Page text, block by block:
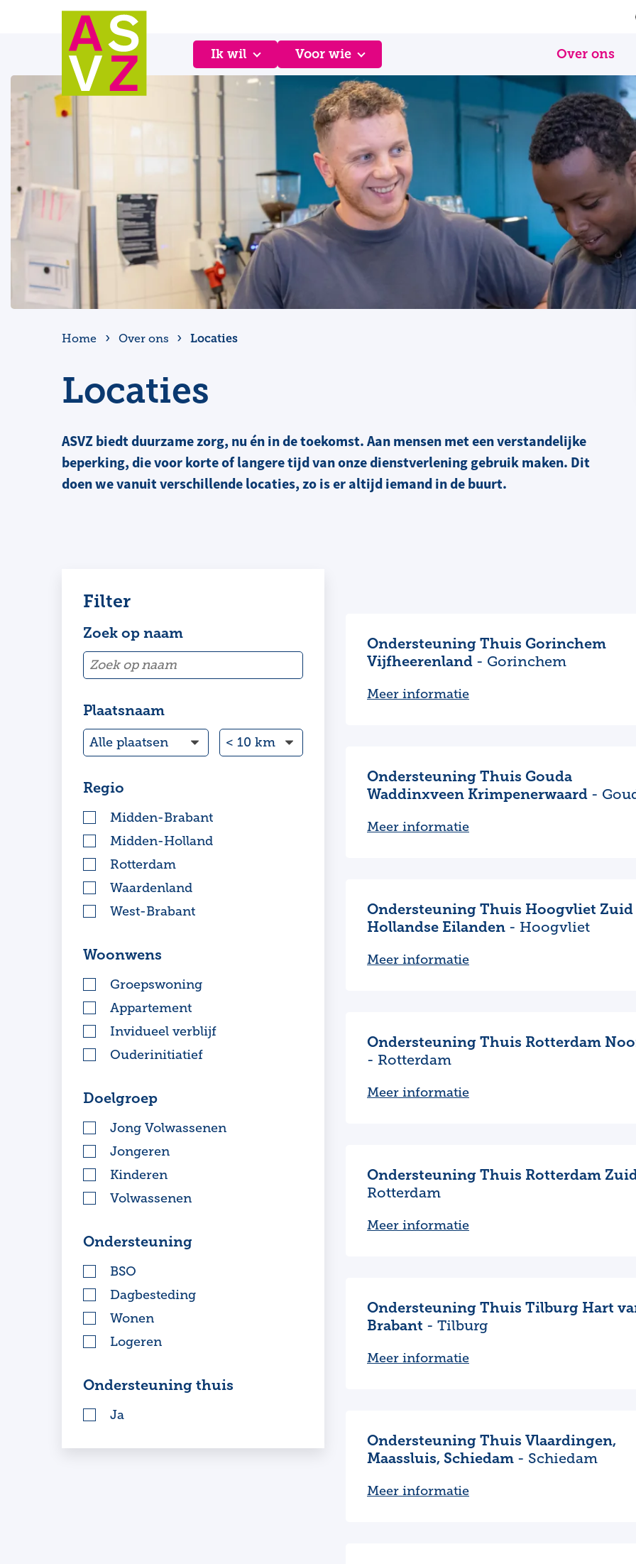
Ik wil Voor wie Over ons
Home Over ons Locaties
Locaties
ASVZ biedt duurzame zorg, nu én in de toekomst. Aan mensen met een verstandelijke
beperking, die voor korte of langere tijd van onze dienstverlening gebruik maken. Dit
doen we vanuit verschillende locaties, zo is er altijd iemand in de buurt.
Filter
Zoek op naam
Plaatsnaam
Regio
Midden-Brabant
Midden-Holland
Rotterdam
Waardenland
West-Brabant
Woonwens
Groepswoning
Appartement
Invidueel verblijf
Ouderinitiatief
Doelgroep
Jong Volwassenen
Jongeren
Kinderen
Volwassenen
Ondersteuning
BSO
Dagbesteding
Wonen
Logeren
Ondersteuning thuis
Ja
Ondersteuning Thuis Gorinchem
Vijfheerenland - Gorinchem
Meer informatie
Ondersteuning Thuis Gouda
Waddinxveen Krimpenerwaard -
Meer informatie
Ondersteuning Thuis Hoogvliet Zuid
Hollandse Eilanden - Hoogvliet
Meer informatie
Ondersteuning Thuis Rotterdam
- Rotterdam
Meer informatie
Ondersteuning Thuis Rotterdam
Rotterdam
Meer informatie
Ondersteuning Thuis Tilburg Hart
Brabant - Tilburg
Meer informatie
Ondersteuning Thuis Vlaardingen,
Maassluis, Schiedam - Schiedam
Meer informatie